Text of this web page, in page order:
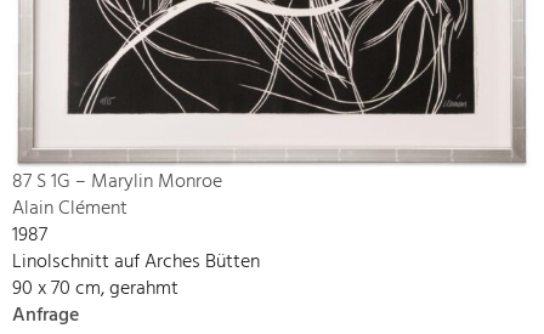
87 S 1G – Marylin Monroe
Alain Clément
1987
Linolschnitt auf Arches Bütten
90 x 70 cm, gerahmt
Anfrage